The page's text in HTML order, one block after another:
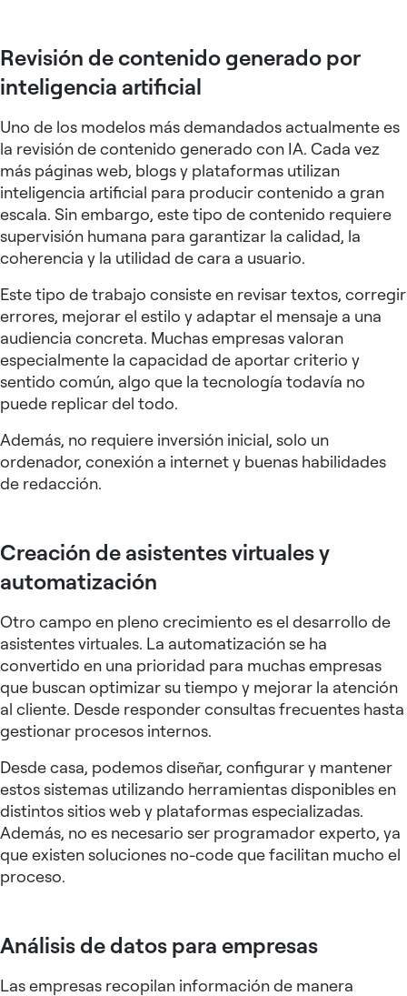
Revisión de contenido generado por
inteligencia artificial
Uno de los modelos más demandados actualmente es
la revisión de contenido generado con IA. Cada vez
más páginas web, blogs y plataformas utilizan
inteligencia artificial para producir contenido a gran
escala. Sin embargo, este tipo de contenido requiere
supervisión humana para garantizar la calidad, la
coherencia y la utilidad de cara a usuario.
Este tipo de trabajo consiste en revisar textos, corregir
errores, mejorar el estilo y adaptar el mensaje a una
audiencia concreta. Muchas empresas valoran
especialmente la capacidad de aportar criterio y
sentido común, algo que la tecnología todavía no
puede replicar del todo.
Además, no requiere inversión inicial, solo un
ordenador, conexión a internet y buenas habilidades
de redacción.
Creación de asistentes virtuales y
automatización
Otro campo en pleno crecimiento es el desarrollo de
asistentes virtuales. La automatización se ha
convertido en una prioridad para muchas empresas
que buscan optimizar su tiempo y mejorar la atención
al cliente. Desde responder consultas frecuentes hasta
gestionar procesos internos.
Desde casa, podemos diseñar, configurar y mantener
estos sistemas utilizando herramientas disponibles en
distintos sitios web y plataformas especializadas.
Además, no es necesario ser programador experto, ya
que existen soluciones no-code que facilitan mucho el
proceso.
Análisis de datos para empresas
Las empresas recopilan información de manera